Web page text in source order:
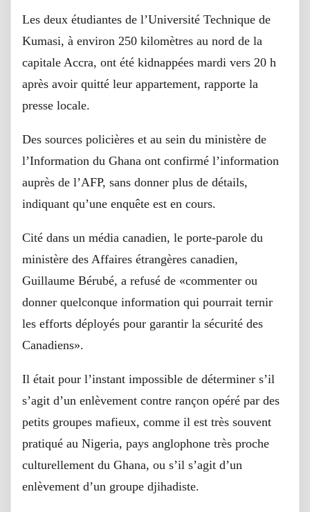
Les deux étudiantes de l’Université Technique de
Kumasi, à environ 250 kilomètres au nord de la
capitale Accra, ont été kidnappées mardi vers 20 h
après avoir quitté leur appartement, rapporte la
presse locale.
Des sources policières et au sein du ministère de
l’Information du Ghana ont confirmé l’information
auprès de l’AFP, sans donner plus de détails,
indiquant qu’une enquête est en cours.
Cité dans un média canadien, le porte-parole du
ministère des Affaires étrangères canadien,
Guillaume Bérubé, a refusé de «commenter ou
donner quelconque information qui pourrait ternir
les efforts déployés pour garantir la sécurité des
Canadiens».
Il était pour l’instant impossible de déterminer s’il
s’agit d’un enlèvement contre rançon opéré par des
petits groupes mafieux, comme il est très souvent
pratiqué au Nigeria, pays anglophone très proche
culturellement du Ghana, ou s’il s’agit d’un
enlèvement d’un groupe djihadiste.